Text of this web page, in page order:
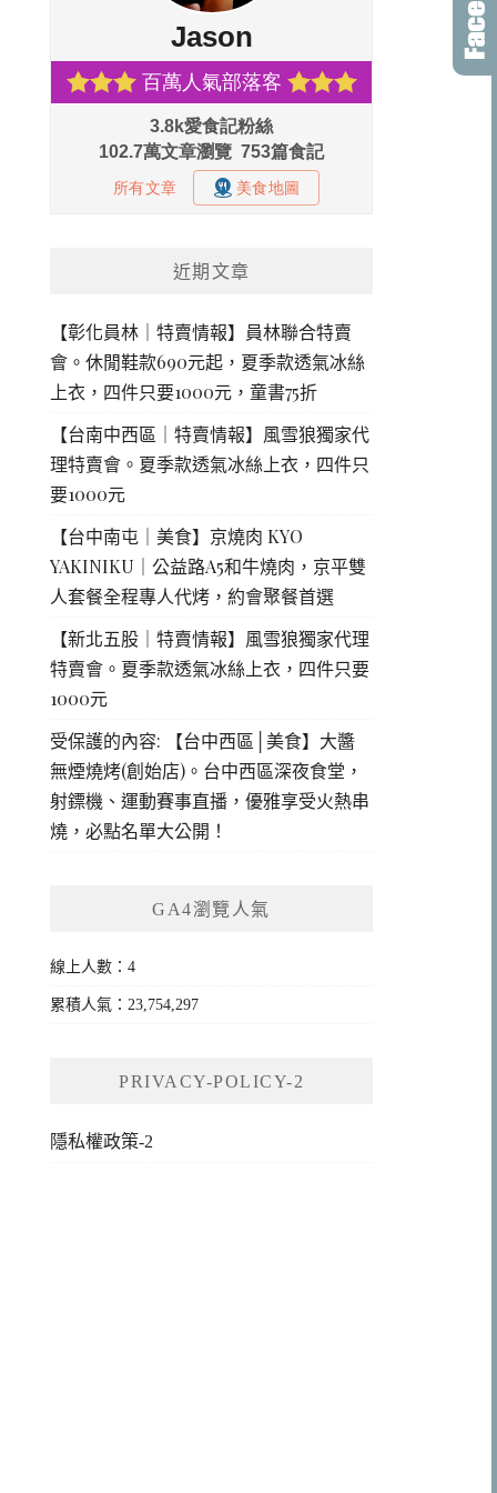
近期文章
【彰化員林｜特賣情報】員林聯合特賣
會。休閒鞋款690元起，夏季款透氣冰絲
上衣，四件只要1000元，童書75折
【台南中西區｜特賣情報】風雪狼獨家代
理特賣會。夏季款透氣冰絲上衣，四件只
要1000元
【台中南屯｜美食】京燒肉 KYO
YAKINIKU｜公益路A5和牛燒肉，京平雙
人套餐全程專人代烤，約會聚餐首選
【新北五股｜特賣情報】風雪狼獨家代理
特賣會。夏季款透氣冰絲上衣，四件只要
1000元
受保護的內容: 【台中西區│美食】大醬
無煙燒烤(創始店)。台中西區深夜食堂，
射鏢機、運動賽事直播，優雅享受火熱串
燒，必點名單大公開！
GA4瀏覽人氣
線上人數：4
累積人氣：23,754,297
PRIVACY-POLICY-2
隱私權政策-2